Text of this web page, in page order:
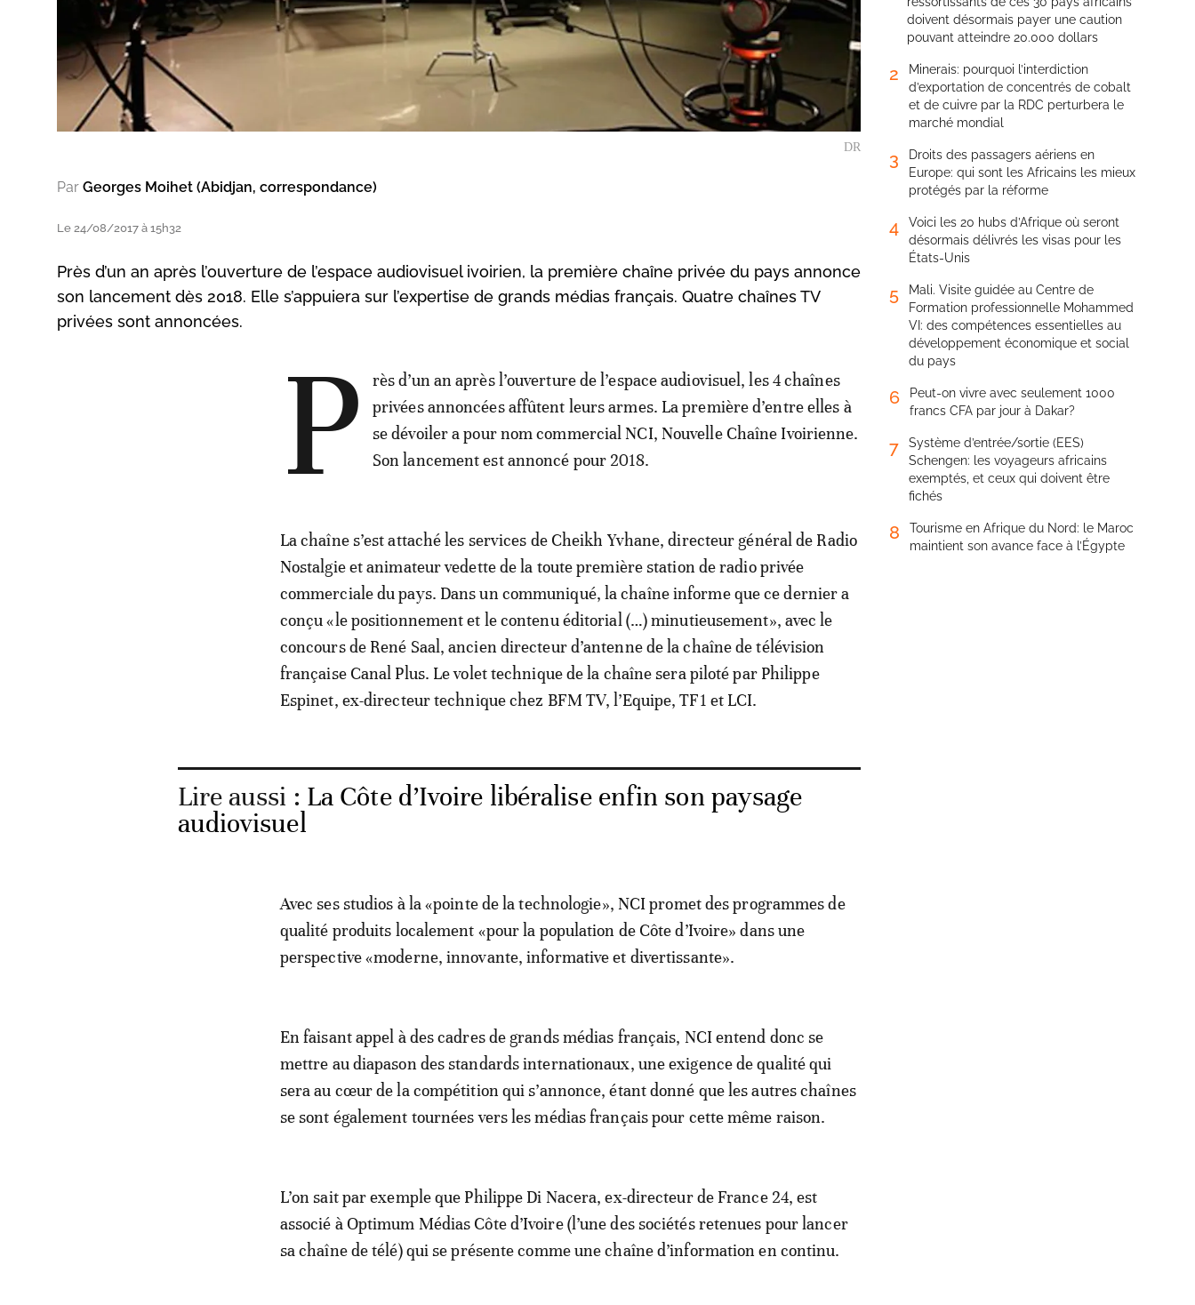
DR
Par Georges Moihet (Abidjan, correspondance)
Le 24/08/2017 à 15h32
Près d’un an après l’ouverture de l’espace audiovisuel ivoirien, la première chaîne privée du pays annonce
son lancement dès 2018. Elle s’appuiera sur l’expertise de grands médias français. Quatre chaînes TV
privées sont annoncées.
P
rès d’un an après l’ouverture de l’espace audiovisuel, les 4 chaînes
privées annoncées affûtent leurs armes. La première d’entre elles à
se dévoiler a pour nom commercial NCI, Nouvelle Chaîne Ivoirienne.
Son lancement est annoncé pour 2018.
La chaîne s’est attaché les services de Cheikh Yvhane, directeur général de Radio
Nostalgie et animateur vedette de la toute première station de radio privée
commerciale du pays. Dans un communiqué, la chaîne informe que ce dernier a
conçu «le positionnement et le contenu éditorial (…) minutieusement», avec le
concours de René Saal, ancien directeur d’antenne de la chaîne de télévision
française Canal Plus. Le volet technique de la chaîne sera piloté par Philippe
Espinet, ex-directeur technique chez BFM TV, l’Equipe, TF1 et LCI.
Lire aussi : La Côte d’Ivoire libéralise enfin son paysage
audiovisuel
Avec ses studios à la «pointe de la technologie», NCI promet des programmes de
qualité produits localement «pour la population de Côte d’Ivoire» dans une
perspective «moderne, innovante, informative et divertissante».
En faisant appel à des cadres de grands médias français, NCI entend donc se
mettre au diapason des standards internationaux, une exigence de qualité qui
sera au cœur de la compétition qui s’annonce, étant donné que les autres chaînes
se sont également tournées vers les médias français pour cette même raison.
L’on sait par exemple que Philippe Di Nacera, ex-directeur de France 24, est
associé à Optimum Médias Côte d’Ivoire (l’une des sociétés retenues pour lancer
sa chaîne de télé) qui se présente comme une chaîne d’information en continu.
doivent désormais payer une caution
pouvant atteindre 20.000 dollars
2
Minerais: pourquoi l’interdiction
d’exportation de concentrés de cobalt
et de cuivre par la RDC perturbera le
marché mondial
3
Droits des passagers aériens en
Europe: qui sont les Africains les mieux
protégés par la réforme
4
Voici les 20 hubs d’Afrique où seront
désormais délivrés les visas pour les
États-Unis
5
Mali. Visite guidée au Centre de
Formation professionnelle Mohammed
VI: des compétences essentielles au
développement économique et social
du pays
6
Peut-on vivre avec seulement 1000
francs CFA par jour à Dakar?
7
Système d’entrée/sortie (EES)
Schengen: les voyageurs africains
exemptés, et ceux qui doivent être
fichés
8
Tourisme en Afrique du Nord: le Maroc
maintient son avance face à l’Égypte